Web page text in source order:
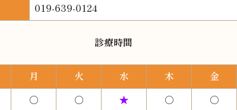
019-639-0124
診療時間
月 火 水 木 金
○ ○ ★ ○ ○